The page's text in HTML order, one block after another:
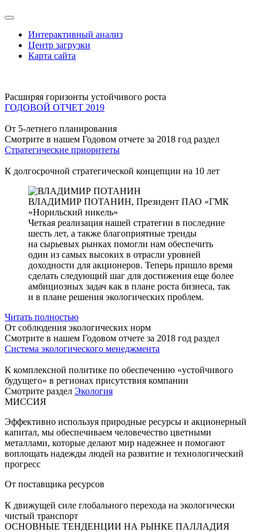
Интерактивный анализ
Центр загрузки
Карта сайта
Расширяя горизонты устойчивого роста
ГОДОВОЙ ОТЧЕТ 2019
От 5-летнего планирования
Смотрите в нашем Годовом отчете за 2018 год раздел
Стратегические приоритеты
К долгосрочной стратегической концепции на 10 лет
ВЛАДИМИР ПОТАНИН, Президент ПАО «ГМК
«Норильский никель»
Четкая реализация нашей стратегии в последние
шесть лет, а также благоприятные тренды
на сырьевых рынках помогли нам обеспечить
один из самых высоких в отрасли уровней
доходности для акционеров. Теперь пришло время
сделать следующий шаг для достижения еще более
амбициозных задач как в плане роста бизнеса, так
и в плане решения экологических проблем.
Читать полностью
От соблюдения экологических норм
Смотрите в нашем Годовом отчете за 2018 год раздел
Система экологического менеджмента
К комплексной политике по обеспечению «устойчивого
будущего» в регионах присутствия компании
Смотрите раздел Экология
МИССИЯ
Эффективно используя природные ресурсы и акционерный
капитал, мы обеспечиваем человечество цветными
металлами, которые делают мир надежнее и помогают
воплощать надежды людей на развитие и технологический
прогресс
От поставщика ресурсов
К движущей силе глобального перехода на экологически
чистый транспорт
ОСНОВНЫЕ ТЕНДЕНЦИИ НА РЫНКЕ ПАЛЛАДИЯ